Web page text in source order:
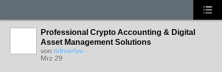
Professional Crypto Accounting & Digital
Asset Management Solutions
von tidrutefyu
Mrz 29